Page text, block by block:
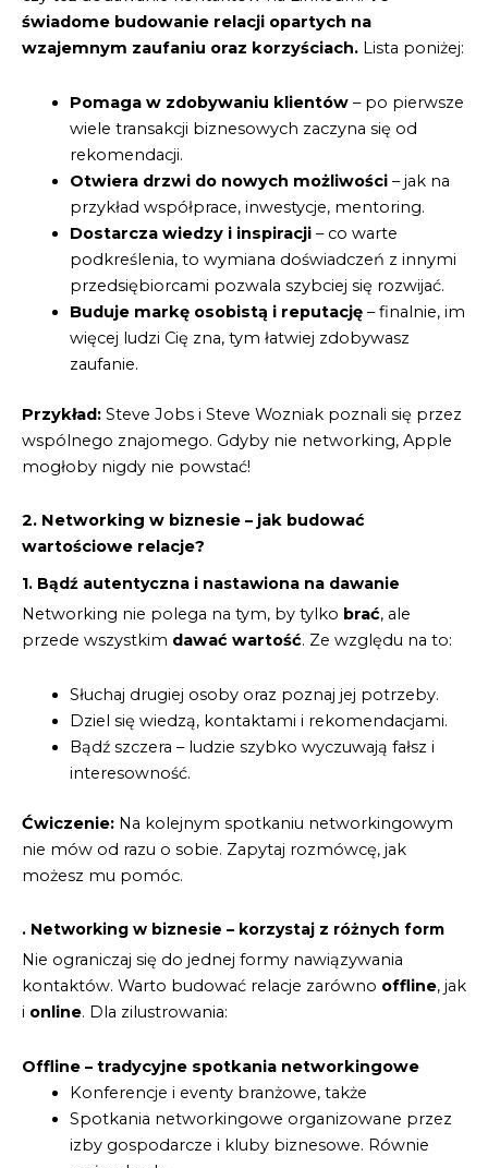
świadome budowanie relacji opartych na
wzajemnym zaufaniu oraz korzyściach. Lista poniżej:
Pomaga w zdobywaniu klientów– po pierwsze
wiele transakcji biznesowych zaczyna się od
rekomendacji.
Otwiera drzwi do nowych możliwości– jak na
przykład współprace, inwestycje, mentoring.
Dostarcza wiedzy i inspiracji– co warte
podkreślenia, to wymiana doświadczeń z innymi
przedsiębiorcami pozwala szybciej się rozwijać.
Buduje markę osobistą i reputację– finalnie, im
więcej ludzi Cię zna, tym łatwiej zdobywasz
zaufanie.
Przykład: Steve Jobs i Steve Wozniak poznali się przez
wspólnego znajomego. Gdyby nie networking, Apple
mogłoby nigdy nie powstać!
2. Networking w biznesie – jak budować
wartościowe relacje?
1. Bądź autentyczna i nastawiona na dawanie
Networking nie polega na tym, by tylko brać, ale
przede wszystkim dawać wartość. Ze względu na to:
Słuchaj drugiej osoby oraz poznaj jej potrzeby.
Dziel się wiedzą, kontaktami i rekomendacjami.
Bądź szczera – ludzie szybko wyczuwają fałsz i
interesowność.
Ćwiczenie: Na kolejnym spotkaniu networkingowym
nie mów od razu o sobie. Zapytaj rozmówcę, jak
możesz mu pomóc.
. Networking w biznesie – korzystaj z różnych form
Nie ograniczaj się do jednej formy nawiązywania
kontaktów. Warto budować relacje zarówno offline, jak
i online. Dla zilustrowania:
Offline – tradycyjne spotkania networkingowe
Konferencje i eventy branżowe, także
Spotkania networkingowe organizowane przez
izby gospodarcze i kluby biznesowe. Równie